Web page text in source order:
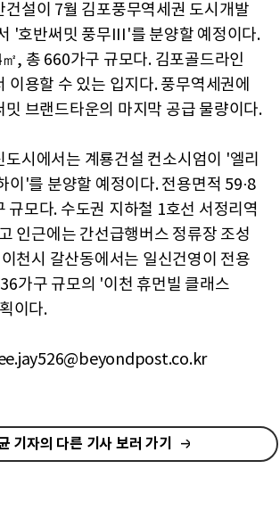
건설이 7월 김포풍무역세권 도시개발
'호반써밋 풍무III'를 분양할 예정이다.
, 총 660가구 규모다. 김포골드라인
이용할 수 있는 입지다. 풍무역세권에
밋 브랜드타운의 마지막 공급 물량이다.
도시에서는 계룡건설 컨소시엄이 '엘리
이'를 분양할 예정이다. 전용면적 59·8
규모다. 수도권 지하철 1호선 서정리역
인근에는 간선급행버스 정류장 조성
천시 갈산동에서는 일신건영이 전용
가구 규모의 '이천 휴먼빌 클래스
이다.
기자의 다른 기사 보러 가기